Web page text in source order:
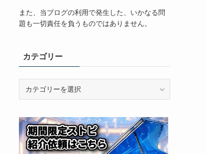
また、当ブログの利用で発生した、いかなる問
題も一切責任を負うものではありません。
カテゴリー
リ
ー